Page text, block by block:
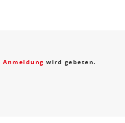
Anmeldung wird gebeten.